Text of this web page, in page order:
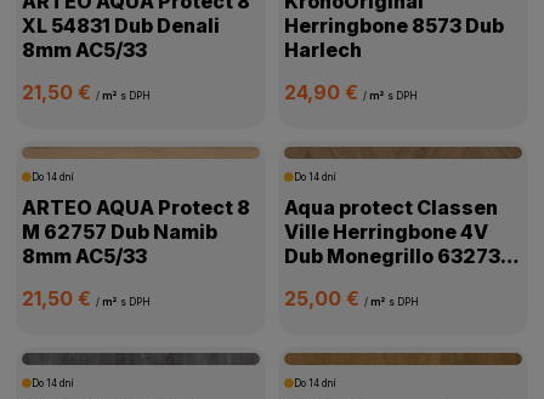
XL 54831 Dub Denali
8mm AC5/33
21,50 €/ m² s DPH
Herringbone 8573 Dub
Harlech
24,90 € / m² s DPH
Do 14 dní
ARTEO AQUA Protect 8
M 62757 Dub Namib
8mm AC5/33
21,50 €/ m² s DPH
Do 14 dní
Aqua protect Classen
Ville Herringbone 4V
Dub Monegrillo 63273
25,00 € / m² s DPH
Do 14 dní Do 14 dní